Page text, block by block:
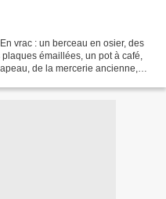
vrac : un berceau en osier, des
émaillées, un pot à café,
de la mercerie ancienne,